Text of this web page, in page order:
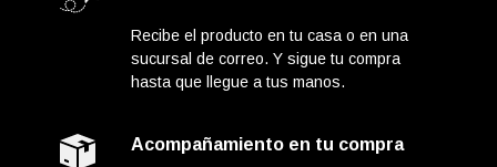
Recibe el producto en tu casa o en una
sucursal de correo. Y sigue tu compra
hasta que llegue a tus manos.
Acompañamiento en tu compra